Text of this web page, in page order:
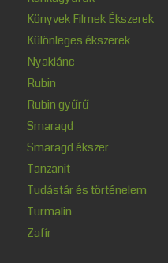
Könyvek Filmek Ékszerek
Különleges ékszerek
Nyaklánc
Rubin
Rubin gyűrű
Smaragd
Smaragd ékszer
Tanzanit
Tudástár és történelem
Turmalin
Zafír